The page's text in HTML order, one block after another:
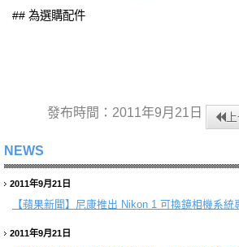
## 為選購配件
發布時間：2011年9月21日
NEWS
2011年9月21日
【蘋果新聞】 尼康推出 Nikon 1 可換鏡相機系
2011年9月21日